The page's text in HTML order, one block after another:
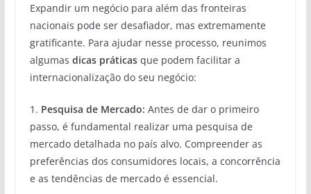
Expandir um negócio para além das fronteiras
nacionais pode ser desafiador, mas extremamente
gratificante. Para ajudar nesse processo, reunimos
algumas dicas práticasque podem facilitar a
internacionalização do seu negócio:
1. Pesquisa de Mercado: Antes de dar o primeiro
passo, é fundamental realizar uma pesquisa de
mercado detalhada no país alvo. Compreender as
preferências dos consumidores locais, a concorrência
e as tendências de mercado é essencial.